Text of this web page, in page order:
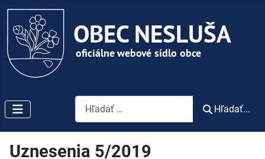
Vyhľadávanie
Hľadať...
Uznesenia 5/2019